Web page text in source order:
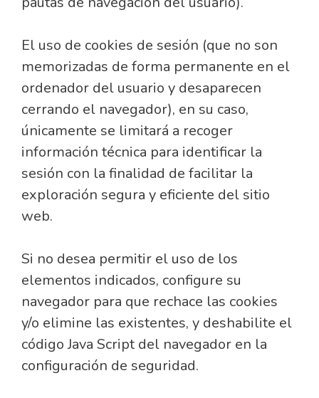
El uso de cookies de sesión (que no son
memorizadas de forma permanente en el
ordenador del usuario y desaparecen
cerrando el navegador), en su caso,
únicamente se limitará a recoger
información técnica para identificar la
sesión con la finalidad de facilitar la
exploración segura y eficiente del sitio
web.
Si no desea permitir el uso de los
elementos indicados, configure su
navegador para que rechace las cookies
y/o elimine las existentes, y deshabilite el
código Java Script del navegador en la
configuración de seguridad.